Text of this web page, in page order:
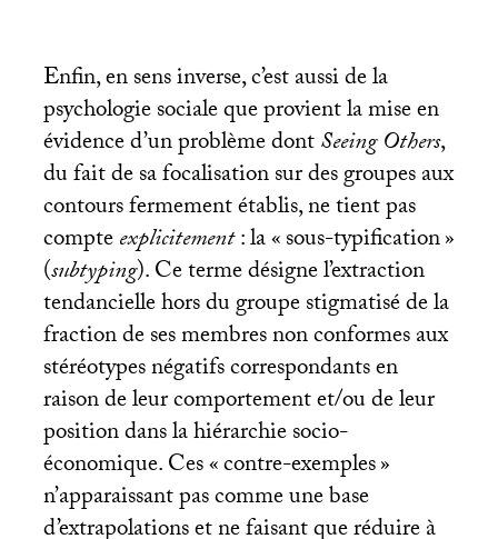
Enfin, en sens inverse, c’est aussi de la
psychologie sociale que provient la mise en
évidence d’un problème dontSeeing Others,
du fait de sa focalisation sur des groupes aux
contours fermement établis, ne tient pas
compteexplicitement: la «sous-typification»
(subtyping). Ce terme désigne l’extraction
tendancielle hors du groupe stigmatisé de la
fraction de ses membres non conformes aux
stéréotypes négatifs correspondants en
raison de leur comportement et/ou de leur
position dans la hiérarchie socio-
économique. Ces «contre-exemples»
n’apparaissant pas comme une base